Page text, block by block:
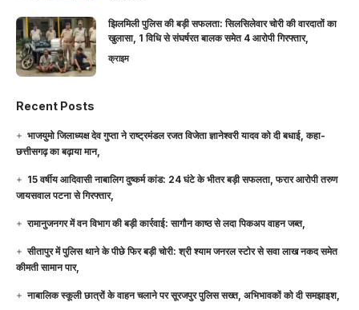
झिलमिली पुलिस की बड़ी सफलता: सिलसिलेवार चोरी की वारदातों का
खुलासा, 1 विधि से संघर्षरत बालक समेत 4 आरोपी गिरफ्तार,
क्राइम
Recent Posts
भाजयुमो जिलाध्यक्ष देव गुप्ता ने राष्ट्रमंडल रजत विजेता ज्ञानेश्वरी यादव को दी बधाई, कहा-
छत्तीसगढ़ का बढ़ाया मान,
15 वर्षीय आदिवासी नाबालिग दुष्कर्म कांड: 24 घंटे के भीतर बड़ी सफलता, फरार आरोपी तरुण
जायसवाल पटना से गिरफ्तार,
रामानुजनगर में वन विभाग की बड़ी कार्रवाई: सागौन काष्ठ से लदा पिकअप वाहन जब्त,
सीतापुर में पुलिस थाने के पीछे फिर बड़ी चोरी: श्री श्याम जनरल स्टोर से सवा लाख नकद समेत
कीमती सामान पार,
नाबालिक स्कूली छात्रों के वाहन चलाने पर सूरजपुर पुलिस सख्त, अभिभावकों को दी समझाइश,